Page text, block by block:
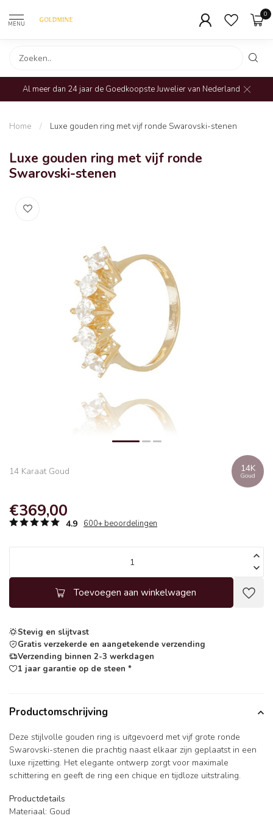
MENU
0
Al meer dan 24 jaar de Goedkoopste Juwelier van Nederland
Home / Luxe gouden ring met vijf ronde Swarovski-stenen
Luxe gouden ring met vijf ronde
Swarovski-stenen
14 Karaat Goud 14K
Goud
€369,00
4.9 600+ beoordelingen
Toevoegen aan winkelwagen
Stevig en slijtvast
Gratis verzekerde en aangetekende verzending
Verzending binnen 2-3 werkdagen
1 jaar garantie op de steen *
Productomschrijving
Deze stijlvolle gouden ring is uitgevoerd met vijf grote ronde
Swarovski-stenen die prachtig naast elkaar zijn geplaatst in een
luxe rijzetting. Het elegante ontwerp zorgt voor maximale
schittering en geeft de ring een chique en tijdloze uitstraling.
Productdetails
Materiaal: Goud